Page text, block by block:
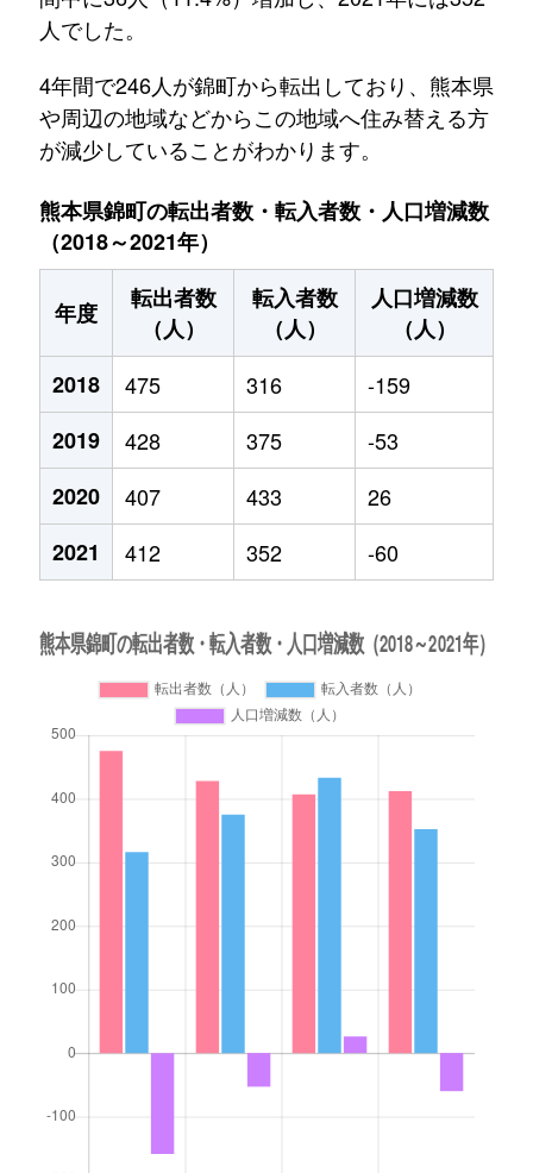
人でした。
4年間で246人が錦町から転出しており、熊本県
や周辺の地域などからこの地域へ住み替える方
が減少していることがわかります。
熊本県錦町の転出者数・転入者数・人口増減数
（2018～2021年）
年度
転出者数
（人）
転入者数
（人）
人口増減数
（人）
2018
475 316
-159
2019
428 375
-53
2020
407 433
26
2021
412 352 -60